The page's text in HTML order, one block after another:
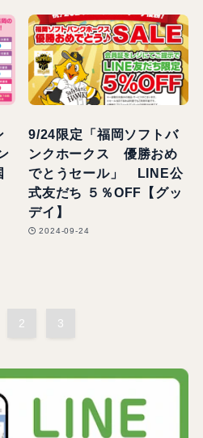
9/24限定「福岡ソフトバ
ンクホークス 優勝おめ
でとうセール」 LINE公
式友だち ５％OFF【グッ
デイ】
2024-09-24
2 3